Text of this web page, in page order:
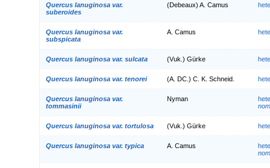
Quercus lanuginosa var.
suberoides
(Debeaux) A. Camus
Quercus lanuginosa var.
subspicata
A. Camus
Quercus lanuginosa var. sulcata (Vuk.) Gürke
Quercus lanuginosa var. tenorei (A. DC.) C. K. Schneid.
Quercus lanuginosa var.
tommasinii
Nyman
Quercus lanuginosa var. tortulosa (Vuk.) Gürke
Quercus lanuginosa var. typica A. Camus